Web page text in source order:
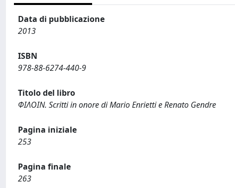
Data di pubblicazione
2013
ISBN
978-88-6274-440-9
Titolo del libro
ΦΙΛΟΙΝ. Scritti in onore di Mario Enrietti e Renato Gendre
Pagina iniziale
253
Pagina finale
263